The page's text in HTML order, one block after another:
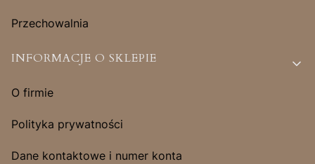
Przechowalnia
INFORMACJE O SKLEPIE
O firmie
Polityka prywatności
Dane kontaktowe i numer konta